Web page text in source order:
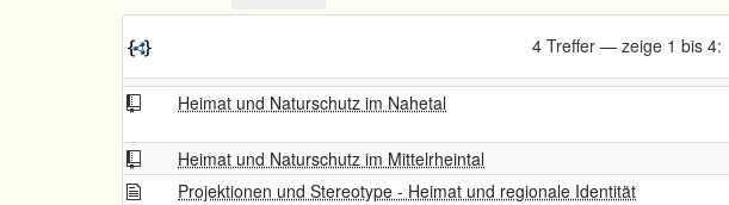
4 Treffer — zeige 1 bis 4:
Heimat und Naturschutz im Nahetal
Heimat und Naturschutz im Mittelrheintal
Projektionen und Stereotype - Heimat und regionale Identität